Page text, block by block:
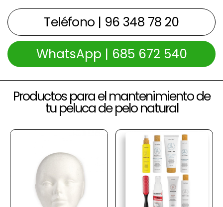
Teléfono | 96 348 78 20
WhatsApp | 685 672 540
Productos para el mantenimiento de
tu peluca de pelo natural